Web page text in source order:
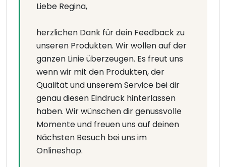
Liebe Regina,
herzlichen Dank für dein Feedback zu
unseren Produkten. Wir wollen auf der
ganzen Linie überzeugen. Es freut uns
wenn wir mit den Produkten, der
Qualität und unserem Service bei dir
genau diesen Eindruck hinterlassen
haben. Wir wünschen dir genussvolle
Momente und freuen uns auf deinen
Nächsten Besuch bei uns im
Onlineshop.